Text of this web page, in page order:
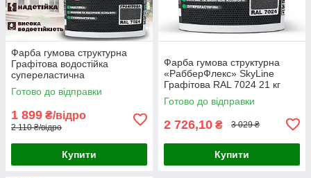
Фарба гумова структурна
Графітова водостійка
супереластична
універсальна емаль
«РабберФлекс» SkyLine для
Готово до відправки
1 899 ₴/відро
2 110 ₴/відро
Купити
Фарба гумова структурна
«РабберФлекс» SkyLine
Графітова RAL 7024 21 кг
Готово до відправки
2 726,10 ₴ 3 029 ₴
Купити